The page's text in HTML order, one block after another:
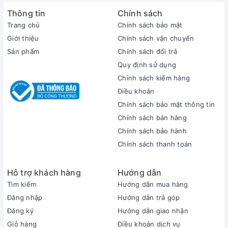
chỉnh sửa ảnh, video…
Màn hình
Thông tin
Trang chủ
Giới thiệu
Sản phẩm
Chính sách
Chính sách bảo mật
Chính sách vận chuyển
Chính sách đổi trả
Quy định sử dụng
Chính sách kiểm hàng
Điều khoản
Chính sách bảo mật thông tin
Chính sách bán hàng
Chính sách bảo hành
Chính sách thanh toán
Hỗ trợ khách hàng
Tìm kiếm
Đăng nhập
Đăng ký
Giỏ hàng
Hướng dẫn
Hướng dẫn mua hàng
Hướng dẫn trả góp
Hướng dẫn giao nhận
Điều khoản dịch vụ